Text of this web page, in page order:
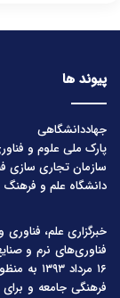
پیوند ها
جهاددانشگاهی
پارک ملی علوم و
سازمان تجاری سازی
دانشگاه علم و فرهنگ
خبرگزاری علم،
فناوری‌های نرم و
۱۶
فرهنگی جامعه و